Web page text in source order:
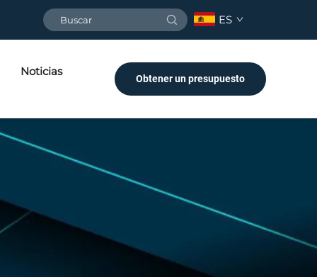
ES
Noticias
Obtener un presupuesto